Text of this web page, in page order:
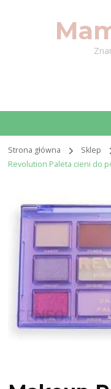
Strona główna Sklep
Revolution Paleta cieni do